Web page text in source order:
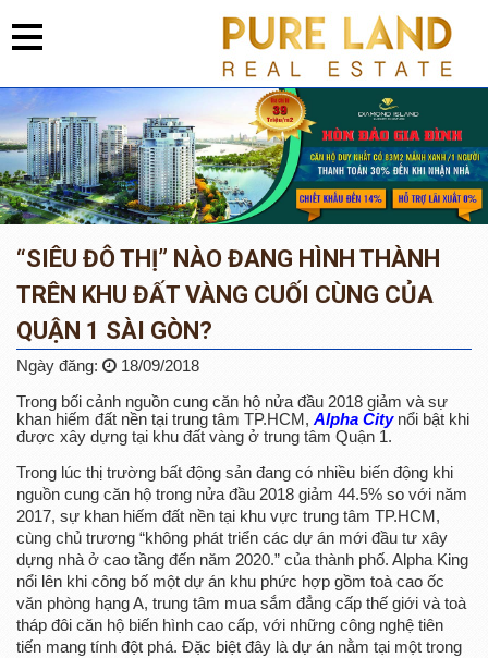
“SIÊU ĐÔ THỊ” NÀO ĐANG HÌNH THÀNH
TRÊN KHU ĐẤT VÀNG CUỐI CÙNG CỦA
QUẬN 1 SÀI GÒN?
Ngày đăng:
18/09/2018
Trong bối cảnh nguồn cung căn hộ nửa đầu 2018 giảm và sự
khan hiếm đất nền tại trung tâm TP.HCM,Alpha Citynổi bật khi
được xây dựng tại khu đất vàng ở trung tâm Quận 1.
Trong lúc thị trường bất động sản đang có nhiều biến động khi
nguồn cung căn hộ trong nửa đầu 2018 giảm 44.5% so với năm
2017, sự khan hiếm đất nền tại khu vực trung tâm TP.HCM,
cùng chủ trương “không phát triển các dự án mới đầu tư xây
dựng nhà ở cao tầng đến năm 2020.” của thành phố. Alpha King
nổi lên khi công bố một dự án khu phức hợp gồm toà cao ốc
văn phòng hạng A, trung tâm mua sắm đẳng cấp thế giới và toà
tháp đôi căn hộ biến hình cao cấp, với những công nghệ tiên
tiến mang tính đột phá. Đặc biệt đây là dự án nằm tại một trong